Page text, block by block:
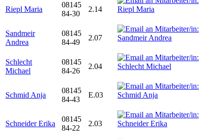
Riepl Maria
08145
84-30
2.14
Sandmeir
Andrea
08145
84-49
2.07
Schlecht
Michael
08145
84-26
2.04
Schmid Anja
08145
84-43
E.03
Schneider Erika
08145
84-22
2.03